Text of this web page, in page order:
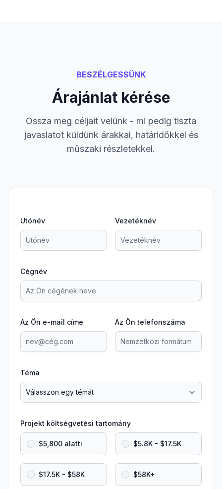
BESZÉLGESSÜNK
Árajánlat kérése
Ossza meg céljait velünk - mi pedig tiszta
javaslatot küldünk árakkal, határidőkkel és
műszaki részletekkel.
Utónév Vezetéknév
Cégnév
Az Ön e-mail címe Az Ön telefonszáma
Téma
Projekt költségvetési tartomány
$5,800 alatti $5.8K - $17.5K
$17.5K - $58K $58K+